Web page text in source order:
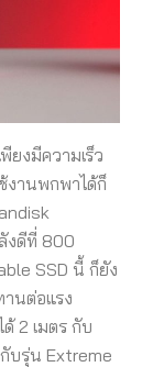
ยงมีความเร็ว
งานพกพาได้ก็
งดีที่ 800
SSD นี้ ก็ยัง
นต่อแรง
2 เมตร กับ
บรุ่น Extreme